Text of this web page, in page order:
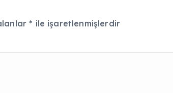
* ile işaretlenmişlerdir